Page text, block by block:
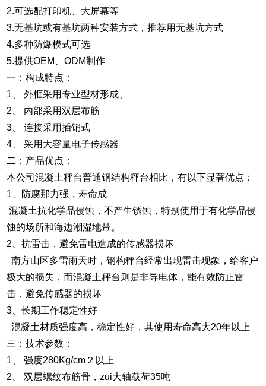
2.可选配打印机、大屏幕等
3.无基坑或有基坑两种安装方式，推荐用无基坑方式
4.多种防爆模式可选
5.提供OEM、ODM制作
一：构成特点：
1、 外框采用专业型材形成、
2、 内部采用双层布筋
3、 连接采用插销式
4、 采用大容量电子传感器
二：产品优点：
本公司混凝土秤台普通钢结构秤台相比，有以下显著优点：
1、防腐那力强，寿命成
混凝土抗化学品侵蚀，不产生锈蚀，特别使用于有化学品侵
蚀的场所和海边潮湿地带。
2、抗雷击，避免雷电造成的传感器损坏
南方山区多雷雨天时，钢构秤台经常出现雷击现象，给客户
极大的损失，而混凝土秤台则是非导电体，能有效防止雷
击，避免传感器的损坏
3、长期工作稳定性好
混凝土材质强度高，稳定性好，其使用寿命高大20年以上
三：技术参数：
1、 强度280Kg/cm２以上
2、 双层螺纹布筋骨，zui大轴载荷35吨